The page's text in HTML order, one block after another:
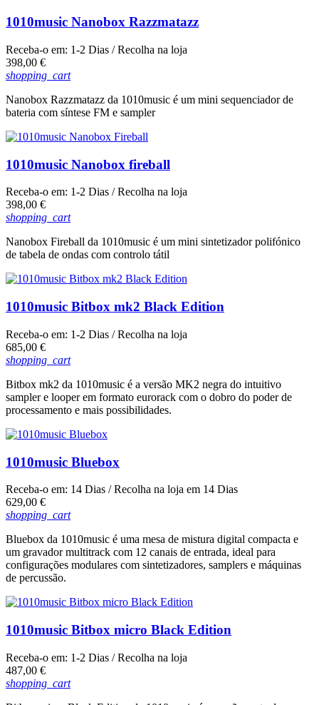
1010music Nanobox Razzmatazz
Receba-o em: 1-2 Dias / Recolha na loja
Preço
398,00 €
shopping_cart
Nanobox Razzmatazz da 1010music é um mini sequenciador de
bateria com síntese FM e sampler
1010music Nanobox fireball
Receba-o em: 1-2 Dias / Recolha na loja
Preço
398,00 €
shopping_cart
Nanobox Fireball da 1010music é um mini sintetizador polifónico
de tabela de ondas com controlo tátil
1010music Bitbox mk2 Black Edition
Receba-o em: 1-2 Dias / Recolha na loja
Preço
685,00 €
shopping_cart
Bitbox mk2 da 1010music é a versão MK2 negra do intuitivo
sampler e looper em formato eurorack com o dobro do poder de
processamento e mais possibilidades.
1010music Bluebox
Receba-o em: 14 Dias / Recolha na loja em 14 Dias
Preço
629,00 €
shopping_cart
Bluebox da 1010music é uma mesa de mistura digital compacta e
um gravador multitrack com 12 canais de entrada, ideal para
configurações modulares com sintetizadores, samplers e máquinas
de percussão.
1010music Bitbox micro Black Edition
Receba-o em: 1-2 Dias / Recolha na loja
Preço
487,00 €
shopping_cart